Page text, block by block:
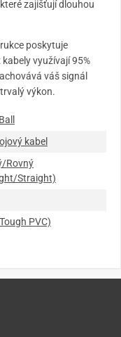
zajišťují dlouhou
poskytuje
využívají 95%
váš signál
výkon.
kabel
Rovný
Straight)
PVC)